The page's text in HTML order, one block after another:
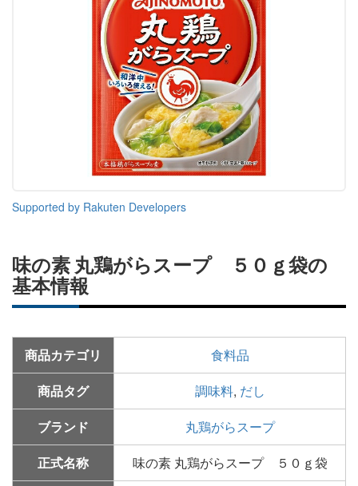
Supported by Rakuten Developers
味の素 丸鶏がらスープ ５０ｇ袋の
基本情報
商品カテゴリ
食料品
商品タグ
調味料, だし
ブランド
丸鶏がらスープ
正式名称
味の素 丸鶏がらスープ ５０ｇ袋